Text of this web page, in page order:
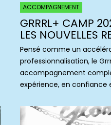
ACCOMPAGNEMENT
GRRRL+ CAMP
LES NOUVELLES
Pensé comme un
professionnalisation, le
accompagnement
expérience, en confiance